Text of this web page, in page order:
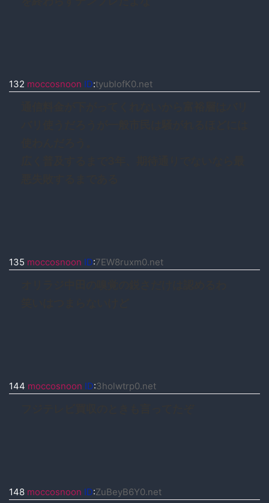
132 moccosnoon ID:tyublofK0.net
135 moccosnoon ID:7EW8ruxm0.net
144 moccosnoon ID:3holwtrp0.net
148 moccosnoon ID:ZuBeyB6Y0.net